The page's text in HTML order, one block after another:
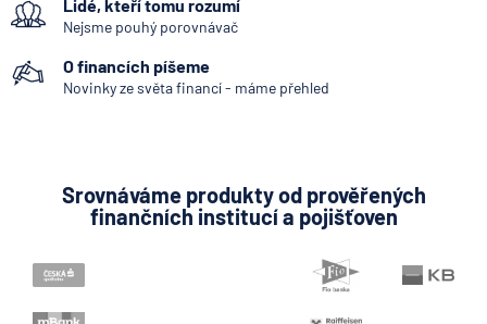
6.8.2026 Daně
Když rozhoduje stres: nové
triky bankovních
podvodníků
Lidé, kteří tomu rozumí
Nejsme pouhý porovnávač
O financích píšeme
Novinky ze světa financí - máme přehled
Srovnáváme produkty od prověřených
finančních institucí a pojišťoven